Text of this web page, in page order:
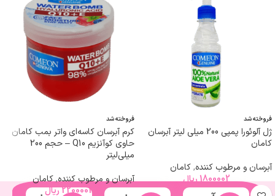
فروخته شد
ژل آلوئورا پمپی 200 میلی لیتر آبرسان
کامان
آبرسان و مرطوب کننده,کامان
1800002ریال
فروخته شد
کرم آبرسان کاسه‌ای واتر بمب کامان
حاوی کوآنزیم Q10 – حجم 200
میلی‌لیتر
آبرسان و مرطوب کننده,کامان
2200002ریال